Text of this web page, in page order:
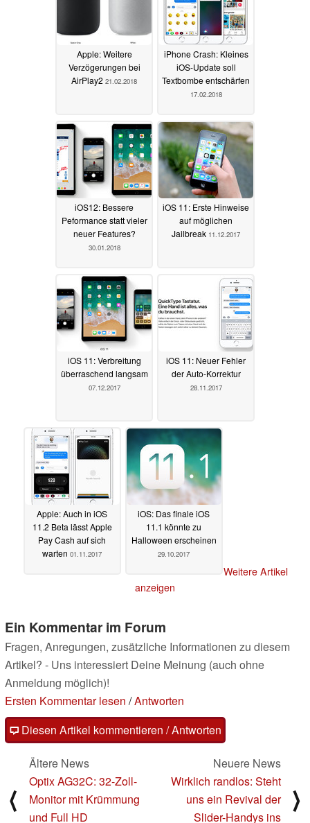
Apple: Weitere
Verzögerungen bei
AirPlay2 21.02.2018
iPhone Crash: Kleines
iOS-Update soll
Textbombe entschärfen
17.02.2018
iOS12: Bessere
Peformance statt vieler
neuer Features?
30.01.2018
iOS 11: Erste Hinweise
auf möglichen
Jailbreak 11.12.2017
iOS 11: Verbreitung
überraschend langsam
07.12.2017
iOS 11: Neuer Fehler
der Auto-Korrektur
28.11.2017
Apple: Auch in iOS
11.2 Beta lässt Apple
Pay Cash auf sich
warten 01.11.2017
iOS: Das finale iOS
11.1 könnte zu
Halloween erscheinen
29.10.2017
Weitere Artikel
anzeigen
Ein Kommentar im Forum
Fragen, Anregungen, zusätzliche Informationen zu diesem
Artikel? - Uns interessiert Deine Meinung (auch ohne
Anmeldung möglich)!
Ersten Kommentar lesen /Antworten
Diesen Artikel kommentieren / Antworten
⟨
Ältere News
Optix AG32C: 32-Zoll-
Monitor mit Krümmung
und Full HD
Neuere News
Wirklich randlos: Steht
uns ein Revival der
Slider-Handys ins
⟩